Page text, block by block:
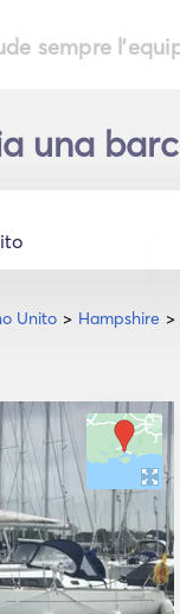
sempre
una
Unito Hampshire